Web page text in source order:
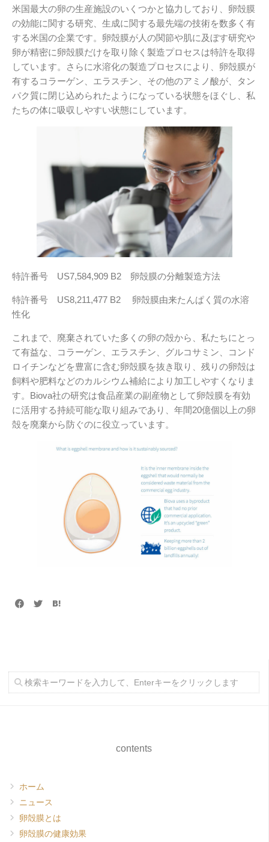
米国最大の卵の生産施設のいくつかと協力しており、卵殻膜
の効能に関する研究、生成に関する最先端の技術を数多く有
する米国の企業です。卵殻膜が人の関節や肌に及ぼす研究や
卵が精密に卵殻膜だけを取り除く製造プロセスは特許を取得
しています。さらに水溶化の製造プロセスにより、卵殻膜が
有するコラーゲン、エラスチン、その他のアミノ酸が、タン
パク質に閉じ込められたようになっている状態をほぐし、私
たちの体に吸収しやすい状態にしています。
特許番号 US7,584,909 B2 卵殻膜の分離製造方法
特許番号 US8,211,477 B2 卵殻膜由来たんぱく質の水溶
性化
これまで、廃棄されていた多くの卵の殻から、私たちにとっ
て有益な、コラーゲン、エラスチン、グルコサミン、コンド
ロイチンなどを豊富に含む卵殻膜を抜き取り、残りの卵殻は
飼料や肥料などのカルシウム補給により加工しやすくなりま
す。Biova社の研究は食品産業の副産物として卵殻膜を有効
に活用する持続可能な取り組みであり、年間20億個以上の卵
殻を廃棄から防ぐのに役立っています。
contents
ホーム
ニュース
卵殻膜とは
卵殻膜の健康効果